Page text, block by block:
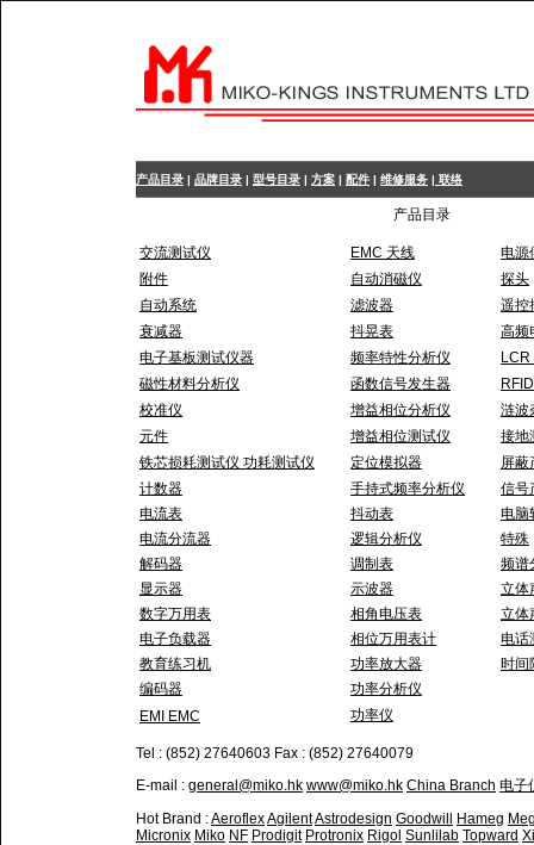
产品目录 | 品牌目录 | 型号目录 | 方案 | 配件 | 维修服务 | 联络
产品目录
交流测试仪 EMC 天线
电源
附件
自动消磁仪
探头
自动系统
滤波器
遥控
衰减器
抖晃表
高频
电子基板测试仪器
频率特性分析仪
磁性材料分析仪
函数信号发生器
校准仪
增益相位分析仪
涟波
元件
增益相位测试仪
接地
铁芯损耗测试仪 功耗测试仪
定位模拟器
屏蔽
计数器
手持式频率分析仪
信号
电流表
抖动表
电脑
电流分流器
逻辑分析仪
特殊
解码器
调制表
频谱
显示器
示波器
立体
数字万用表
相角电压表
立体
电子负载器
相位万用表计
电话
教育练习机
功率放大器
时间
编码器
功率分析仪
EMI EMC
功率仪
Tel : (852) 27640603 Fax : (852) 27640079
E-mail : general@miko.hk www@miko.hk China Branch 电子
Hot Brand :AeroflexAgilentAstrodesign Goodwill Hameg
Micronix Miko NF Prodigit Protronix Rigol Sunlilab Topward